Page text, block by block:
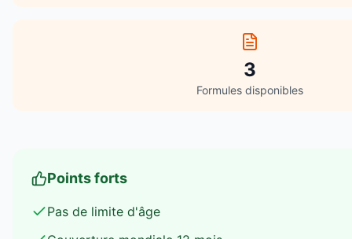
3
Formules disponibles
Points forts
Pas de limite d'âge